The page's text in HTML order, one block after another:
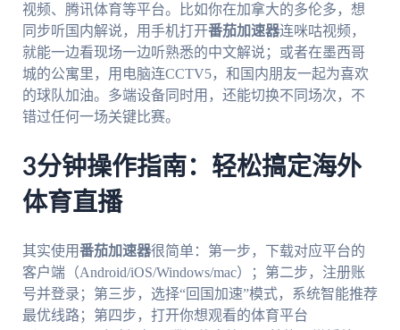
视频、腾讯体育等平台。比如你在加拿大的多伦多，想
同步听国内解说，用手机打开番茄加速器连咪咕视频，
就能一边看现场一边听熟悉的中文解说；或者在墨西哥
城的公寓里，用电脑连CCTV5，和国内朋友一起为喜欢
的球队加油。多端设备同时用，还能切换不同场次，不
错过任何一场关键比赛。
3分钟操作指南：轻松搞定海外
体育直播
其实使用番茄加速器很简单：第一步，下载对应平台的
客户端（Android/iOS/Windows/mac）；第二步，注册账
号并登录；第三步，选择“回国加速”模式，系统智能推荐
最优线路；第四步，打开你想观看的体育平台